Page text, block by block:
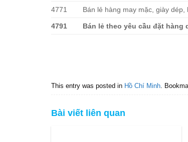
4771
Bán lẻ hàng may mặc, giày
4791 Bán lẻ theo yêu cầu đặt
This entry was posted in Hồ Chí Minh .
Bài viết liên quan